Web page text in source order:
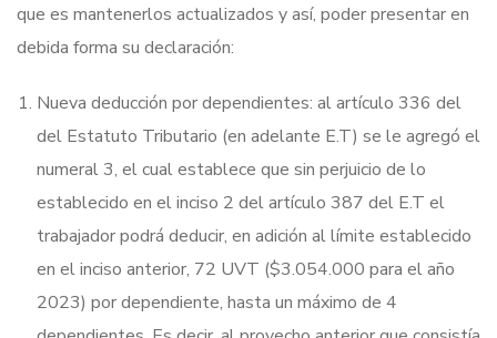
que es mantenerlos actualizados y así, poder presentar en
debida forma su declaración:
Nueva deducción por dependientes: al artículo 336 del
del Estatuto Tributario (en adelante E.T) se le agregó el
numeral 3, el cual establece que sin perjuicio de lo
establecido en el inciso 2 del artículo 387 del E.T el
trabajador podrá deducir, en adición al límite establecido
en el inciso anterior, 72 UVT ($3.054.000 para el año
2023) por dependiente, hasta un máximo de 4